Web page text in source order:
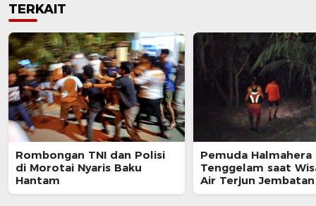
TERKAIT
Rombongan TNI dan Polisi
di Morotai Nyaris Baku
Hantam
Pemuda Halmahera
Tenggelam saat
Air Terjun